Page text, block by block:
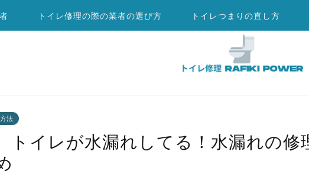
トイレ修理の際の業者の選び方 トイレつまりの直し方
法
トイレが水漏れしてる！水漏れの修